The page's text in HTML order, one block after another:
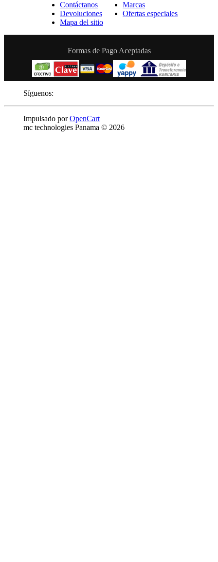
Contáctanos
Devoluciones
Mapa del sitio
Marcas
Ofertas especiales
Formas de Pago Aceptadas
Síguenos:
Impulsado porOpenCart
mc technologies Panama © 2026